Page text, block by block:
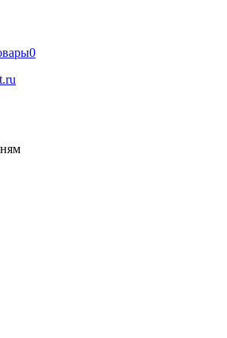
0